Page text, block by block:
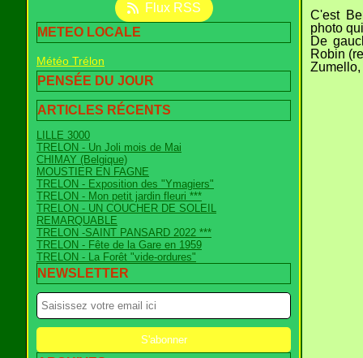
Flux RSS
METEO LOCALE
Météo Trélon
PENSÉE DU JOUR
ARTICLES RÉCENTS
LILLE 3000
TRELON - Un Joli mois de Mai
CHIMAY (Belgique)
MOUSTIER EN FAGNE
TRELON - Exposition des "Ymagiers"
TRELON - Mon petit jardin fleuri ***
TRELON - UN COUCHER DE SOLEIL
REMARQUABLE
TRELON -SAINT PANSARD 2022 ***
TRELON - Fête de la Gare en 1959
TRELON - La Forêt "vide-ordures"
NEWSLETTER
C'est
photo
De
Robin